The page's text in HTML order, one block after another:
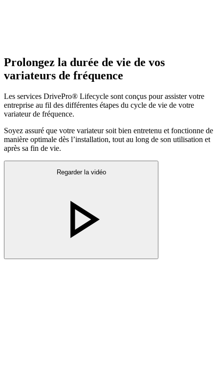
Prolongez la durée de vie de vos
variateurs de fréquence
Les services DrivePro® Lifecycle sont conçus pour assister votre
entreprise au fil des différentes étapes du cycle de vie de votre
variateur de fréquence.
Soyez assuré que votre variateur soit bien entretenu et fonctionne de
manière optimale dès l’installation, tout au long de son utilisation et
après sa fin de vie.
Regarder la vidéo